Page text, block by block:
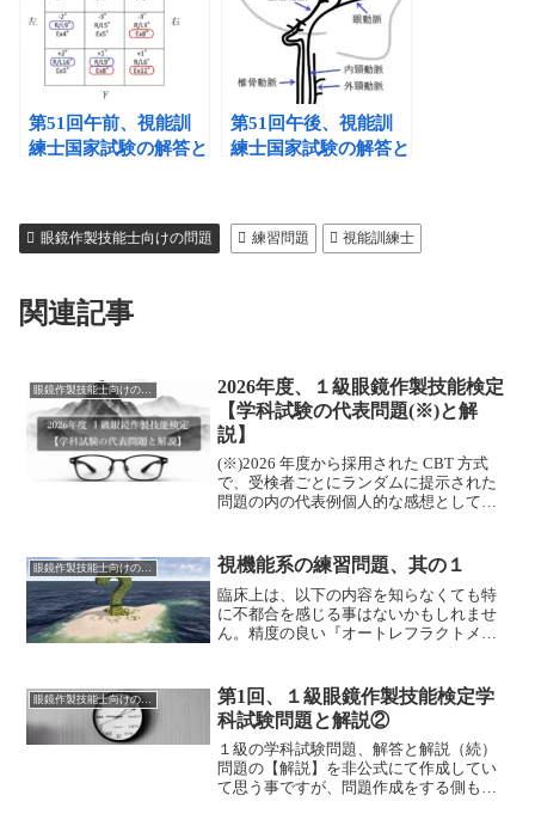
第51回午前、視能訓
練士国家試験の解答と
第51回午後、視能訓
練士国家試験の解答と
眼鏡作製技能士向けの問題 練習問題 視能訓練士
関連記事
眼鏡作製技能士向けの問題
2026年度、１級眼鏡作製技能検定
【学科試験の代表問題(※)と解
説】
(※)2026 年度から採用された CBT 方式
で、受検者ごとにランダムに提示された
問題の内の代表例個人的な感想として
網膜共役点が眼前0.5mの眼で正しいのは
どれか。A．0.50D の近視B．0.50D の遠
視C．2.00D の近視D．2.00D の遠視解
答・・C【解説】入れ替え可能な２点を共
役点といいます。遠点が眼前0.5ｍはＤ
乱視の場合、全乱視の予測で正しいのは
どれか。A．C－0.50D Ax180°B．C－
1.50D A...
眼鏡作製技能士向けの問題 視機能系の練習問題、其の１
臨床上は、以下の内容を知らなくても特
に不都合を感じる事はないかもしれませ
ん。精度の良い『オートレフラクトメー
に簡単にできてしまいます。ただ、この
まま『考えて理解する事なく、そのまま
測定するだけ』で良いのでしょうか。必
要ないと思える事も、いざ理解できる
と、そこで初めて大切さを知るもので
す。【問1】角膜と水晶体の屈折力、眼軸
第1回、１級眼鏡作製技能検定学
科試験問題と解説②
１級の学科試験問題、解答と解説（続）
問題の【解説】を非公式にて作成してい
て思う事ですが、問題作成をする側も大